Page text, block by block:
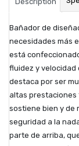
Bañador de
necesidades más
está
fluidez y velocidad
destaca por ser
altas prestaciones
sostiene bien y de
seguridad a la
parte de arriba,